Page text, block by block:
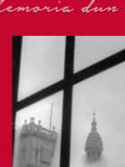
TEÓFILO EDICIÓNS
TRABAJOS
TIENDA EDITORIAL
JACOBSLAND